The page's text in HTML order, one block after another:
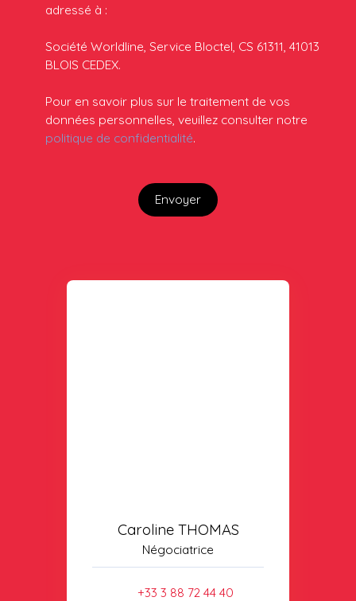
adressé à :
Société Worldline, Service Bloctel, CS 61311, 41013
BLOIS CEDEX.
Pour en savoir plus sur le traitement de vos
données personnelles, veuillez consulter notre
politique de confidentialité.
Envoyer
Caroline THOMAS
Négociatrice
+33 3 88 72 44 40